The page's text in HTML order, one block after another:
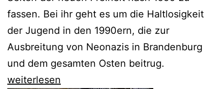
fassen. Bei ihr geht es um die Haltlosigkeit
der Jugend in den 1990ern, die zur
Ausbreitung von Neonazis in Brandenburg
und dem gesamten Osten beitrug.
Manja
weiterlesen